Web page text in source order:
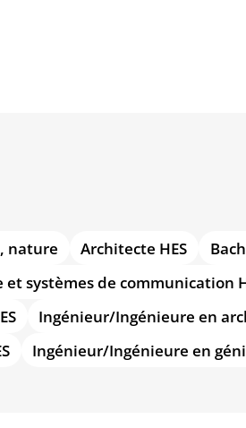
nature Architecte HES
systèmes de communication
Ingénieur/Ingénieure en
Ingénieur/Ingénieure en